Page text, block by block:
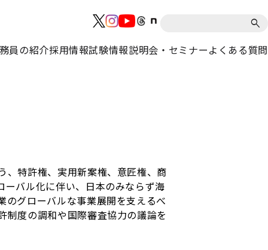
員の紹介採用情報試験情報説明会・セミナーよくある質問
、特許権、実用新案権、意匠権、商
バル化に伴い、日本のみならず海
のグローバルな事業展開を支えるべ
制度の調和や国際審査協力の議論を